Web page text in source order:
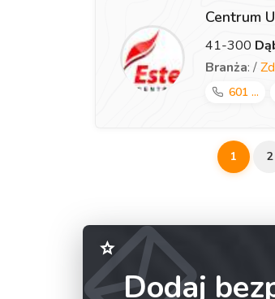
Centrum
41-300
Branża: /
601 ...
1 2
Dodaj